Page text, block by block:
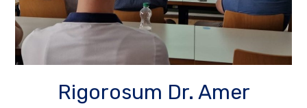
Rigorosum Dr. Amer